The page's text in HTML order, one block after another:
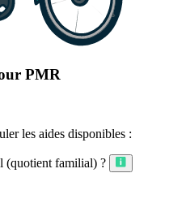
PMR
les aides disponibles :
(quotient familial) ?